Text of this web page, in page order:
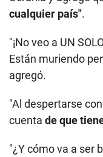
cualquier país".
"¡No veo a UN
Están muriendo
agregó.
"Al despertarse
cuenta de que
"¿Y cómo va a ser